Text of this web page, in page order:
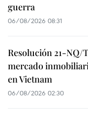
guerra
06/08/2026 08:31
Resolución 21-NQ/
mercado
en Vietnam
06/08/2026 02:30